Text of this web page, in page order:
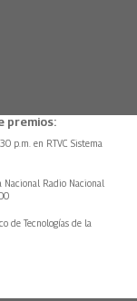
premios:
p.m. en RTVC Sistema
Radio Nacional
de Tecnologías de la